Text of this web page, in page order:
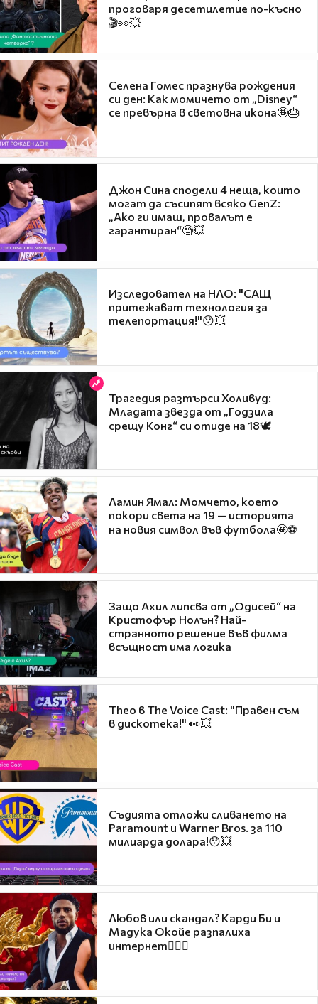
проговаря десетилетие по-късно
🎬👀💥
Селена Гомес празнува рождения
си ден: Как момичето от „Disney“
се превърна в световна икона🤩🎂
Джон Сина сподели 4 неща, които
могат да съсипят всяко GenZ:
„Ако ги имаш, провалът е
гарантиран“🧐💥
Изследовател на НЛО: "САЩ
притежават технология за
телепортация!"😯💥
Трагедия разтърси Холивуд:
Младата звезда от „Годзила
срещу Конг“ си отиде на 18🕊️
Ламин Ямал: Момчето, което
покори света на 19 — историята
на новия символ във футбола🤩⚽
Защо Ахил липсва от „Одисей“ на
Кристофър Нолън? Най-
странното решение във филма
всъщност има логика
Theo в The Voice Cast: "Правен съм
в дискотека!" 👀💥
Съдията отложи сливането на
Paramount и Warner Bros. за 110
милиарда долара!😯💥
Любов или скандал? Карди Би и
Мадука Окойе разпалиха
интернет❤️‍🔥🔥